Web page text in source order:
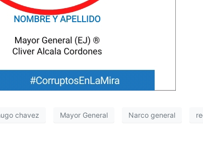
chavez Mayor General Narco general